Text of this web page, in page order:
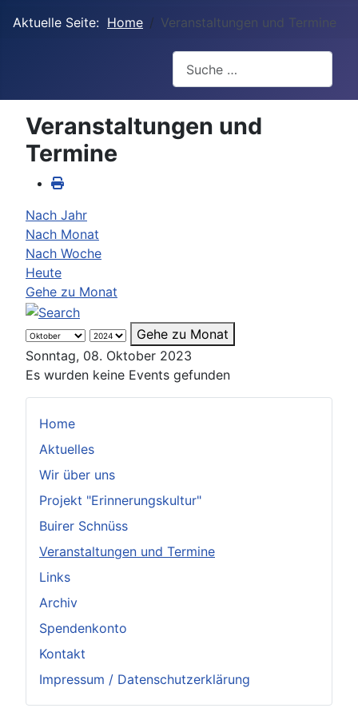
Aktuelle Seite: Home Veranstaltungen und Termine
Home
Aktuelles
Wir über uns
Projekt "Erinnerungskultur"
Buirer Schnüss
Veranstaltungen und Termine
Links
Archiv
Spendenkonto
Kontakt
Impressum / Datenschutzerklärung
Veranstaltungen und
Termine
Nach Jahr
Nach Monat
Nach Woche
Heute
Gehe zu Monat
Gehe zu Monat
Sonntag, 08. Oktober 2023
Es wurden keine Events gefunden